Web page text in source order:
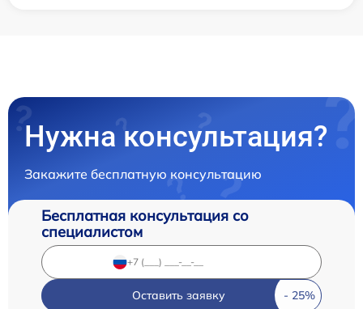
Нужна консультация?
Закажите бесплатную консультацию
Бесплатная консультация со
специалистом
Оставить заявку